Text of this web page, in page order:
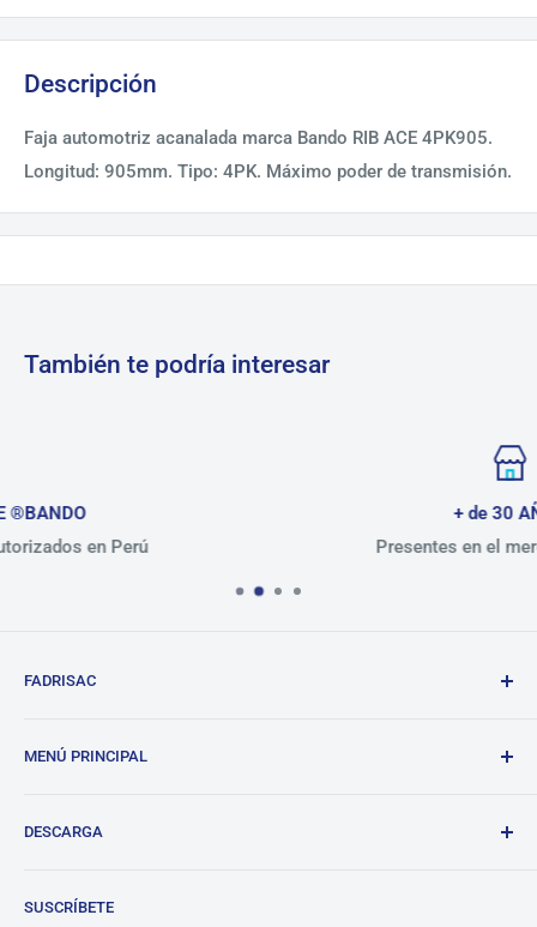
Descripción
Faja automotriz acanalada marca Bando RIB ACE 4PK905.
Longitud: 905mm. Tipo: 4PK. Máximo poder de transmisión.
También te podría interesar
Presentes en el mercado peruano
FADRISAC
MENÚ PRINCIPAL
Tienda
Beneficios
DESCARGA
Política de Privacidad
SUSCRÍBETE